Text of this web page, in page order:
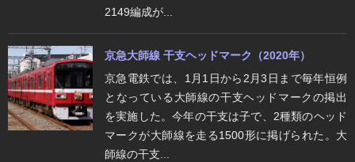
2149編成が...
京急大師線 干支ヘッドマーク（2020年）
京急電鉄では、1月1日から2月3日まで毎年恒例
となっている大師線の干支ヘッドマークの掲出
を実施した。今年の干支は子で、2種類のヘッド
マークが大師線を走る1500形に掲げられた。大
師線の干支...